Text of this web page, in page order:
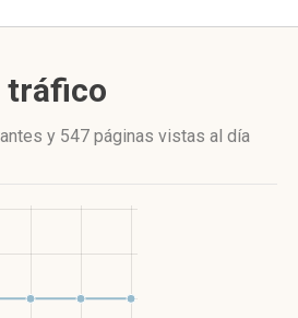
tráfico
y 547 páginas vistas al día